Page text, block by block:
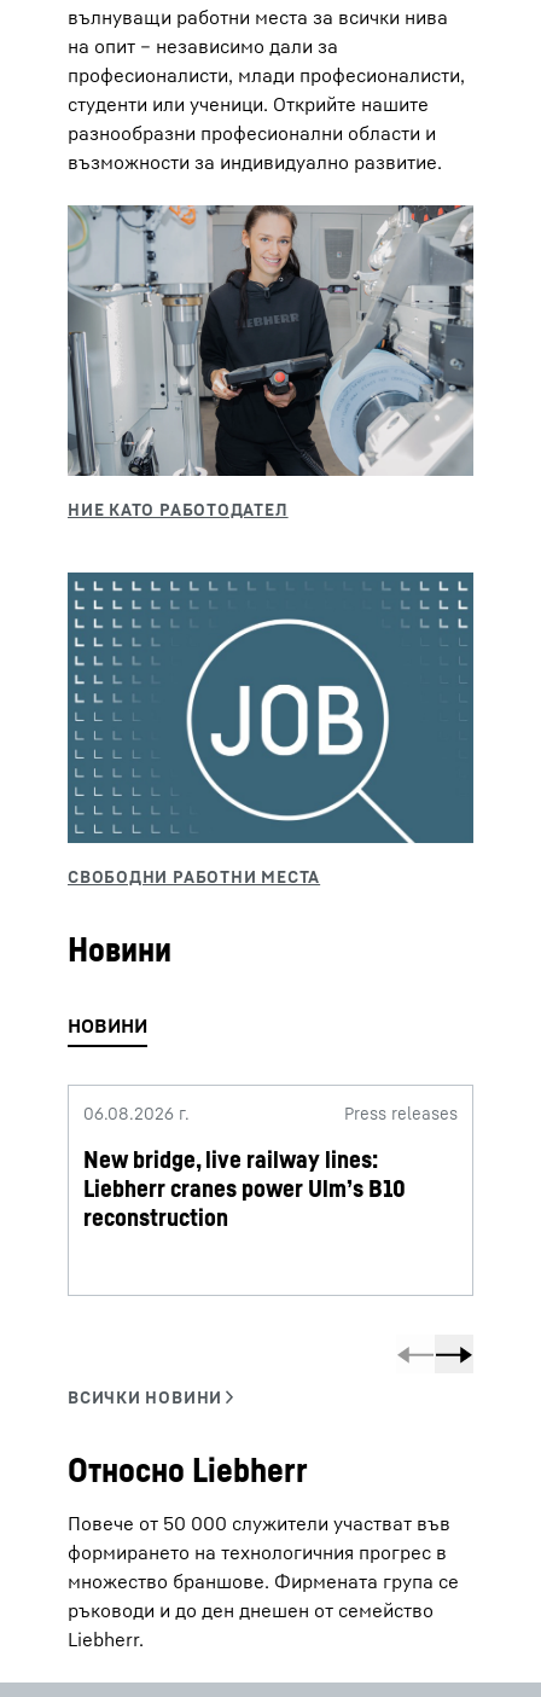
вълнуващи работни места за всички нива
на опит – независимо дали за
професионалисти, млади професионалисти,
студенти или ученици. Открийте нашите
разнообразни професионални области и
възможности за индивидуално развитие.
Новини
06.08.2026 г. Press releases
New bridge, live railway lines:
Liebherr cranes power Ulm’s B10
reconstruction
Относно Liebherr
Повече от 50 000 служители участват във
формирането на технологичния прогрес в
множество браншове. Фирмената група се
ръководи и до ден днешен от семейство
Liebherr.